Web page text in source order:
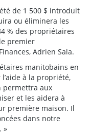
de 1 500 $ introduit
ou éliminera les
% des propriétaires
premier
Adrien Sala.
manitobains en
à la propriété,
permettra aux
et les aidera à
première maison. Il
dans notre
»